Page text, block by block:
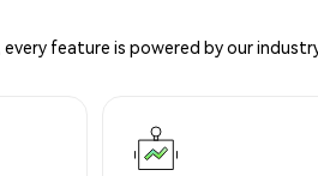
feature is powered by our